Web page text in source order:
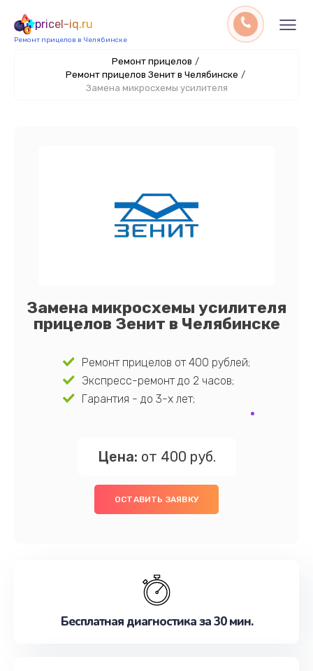
pricel-iq.ru
Ремонт прицелов в Челябинске
Ремонт прицелов /
Ремонт прицелов Зенит в Челябинске /
Замена микросхемы усилителя
Замена микросхемы усилителя
прицелов Зенит в Челябинске
Ремонт прицелов от 400 рублей;
Экспресс-ремонт до 2 часов;
Гарантия - до 3-х лет;
Цена: от 400 руб.
ОСТАВИТЬ ЗАЯВКУ
Бесплатная диагностика за 30 мин.